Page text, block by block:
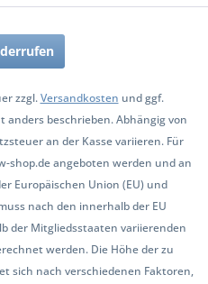
zzgl.Versandkosten und ggf.
beschrieben. Abhängig von
an der Kasse variieren. Für
shop.de angeboten werden und an
Europäischen Union (EU) und
nach den innerhalb der EU
der Mitgliedsstaaten variierenden
werden. Die Höhe der zu
sich nach verschiedenen Faktoren,